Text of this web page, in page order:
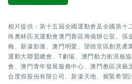
相片提供：第十五屆全國運動會及全國第十
殊奧林匹克運動會澳門賽區籌備辦公室、張
梅、新濠影滙、澳門明愛、望德堂區創意產
運動大聯盟總會、T劇場、澳門動力衝浪板
會、澳門青年發展服務中心、澳門教區演藝
合度假股份有限公司、新濠天地、握緊希望